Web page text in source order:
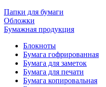
Папки для бумаги
Обложки
Бумажная продукция
Блокноты
Бумага гофрированная
Бумага для заметок
Бумага для печати
Бумага копировальная